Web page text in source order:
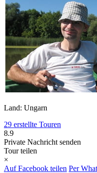
Land: Ungarn
29 erstellte Touren
8.9
Private Nachricht senden
Tour teilen
×
Auf Facebook teilen Per